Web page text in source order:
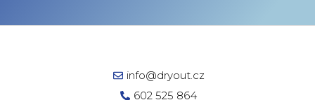
info@dryout.cz
602 525 864